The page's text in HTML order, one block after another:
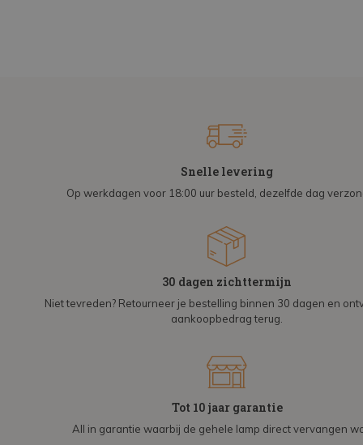
Snelle levering
Op werkdagen voor 18:00 uur besteld, dezelfde dag
30 dagen zichttermijn
Niet tevreden? Retourneer je bestelling binnen 30 dagen en
aankoopbedrag terug.
Tot 10 jaar garantie
All in garantie waarbij de gehele lamp direct vervangen